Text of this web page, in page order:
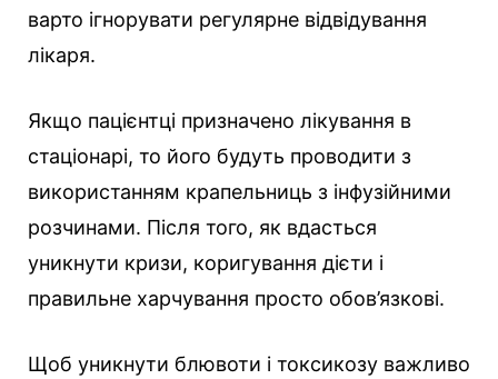
варто ігнорувати регулярне відвідування
лікаря.
Якщо пацієнтці призначено лікування в
стаціонарі, то його будуть проводити з
використанням крапельниць з інфузійними
розчинами. Після того, як вдасться
уникнути кризи, коригування дієти і
правильне харчування просто обов’язкові.
Щоб уникнути блювоти і токсикозу важливо